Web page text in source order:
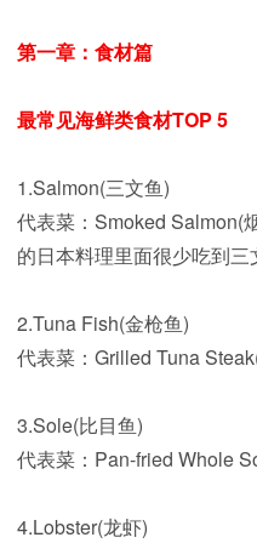
第一章：食材篇
最常见海鲜类食材TOP 5
1.Salmon(三文鱼)
代表菜：Smoked Salmon(
的日本料理里面很少吃到三
2.Tuna Fish(金枪鱼)
代表菜：Grilled Tuna
3.Sole(比目鱼)
代表菜：Pan-fried Whole
4.Lobster(龙虾)